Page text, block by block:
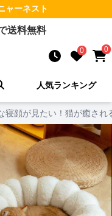
ャーネスト
送料無料
0 0
人気ランキング
寝顔が見たい！猫が癒され